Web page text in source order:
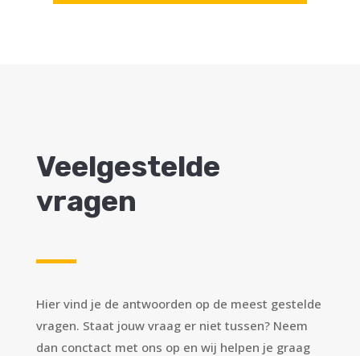
Veelgestelde
vragen
Hier vind je de antwoorden op de meest gestelde
vragen. Staat jouw vraag er niet tussen? Neem
dan conctact met ons op en wij helpen je graag